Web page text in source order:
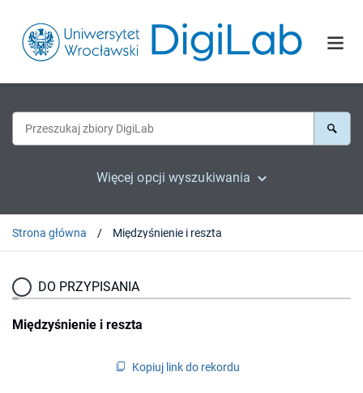
Więcej opcji wyszukiwania
Strona główna Międzyśnienie i reszta
DO PRZYPISANIA
Międzyśnienie i reszta
Kopiuj link do rekordu